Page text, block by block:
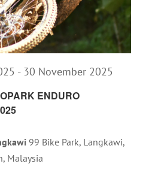
ENDURO
- 30 November 2025
99 Bike Park, Langkawi,
Malaysia